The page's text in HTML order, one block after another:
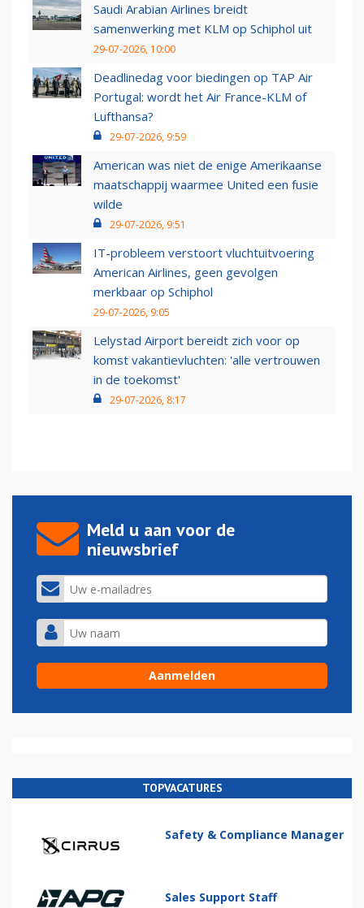
Saudi Arabian Airlines breidt
samenwerking met KLM op Schiphol uit
29-07-2026, 10:00
Deadlinedag voor biedingen op TAP Air
Portugal: wordt het Air France-KLM of
Lufthansa?
29-07-2026, 9:59
American was niet de enige Amerikaanse
maatschappij waarmee United een fusie
wilde
29-07-2026, 9:51
IT-probleem verstoort vluchtuitvoering
American Airlines, geen gevolgen
merkbaar op Schiphol
29-07-2026, 9:05
Lelystad Airport bereidt zich voor op
komst vakantievluchten: 'alle vertrouwen
in de toekomst'
29-07-2026, 8:17
Meld u aan voor de
nieuwsbrief
TOPVACATURES
Safety & Compliance Manager
Sales Support Staff